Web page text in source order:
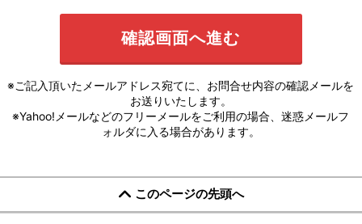
※ご記入頂いたメールアドレス宛てに、お問合せ内容の確認メールを
お送りいたします。
※Yahoo!メールなどのフリーメールをご利用の場合、迷惑メールフ
ォルダに入る場合があります。
このページの先頭へ